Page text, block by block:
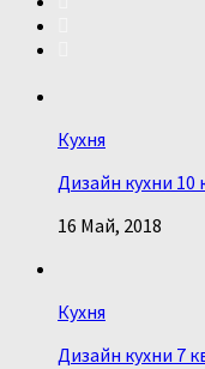
Кухня
Дизайн кухни
16 Май, 2018
Кухня
Дизайн кухни 7